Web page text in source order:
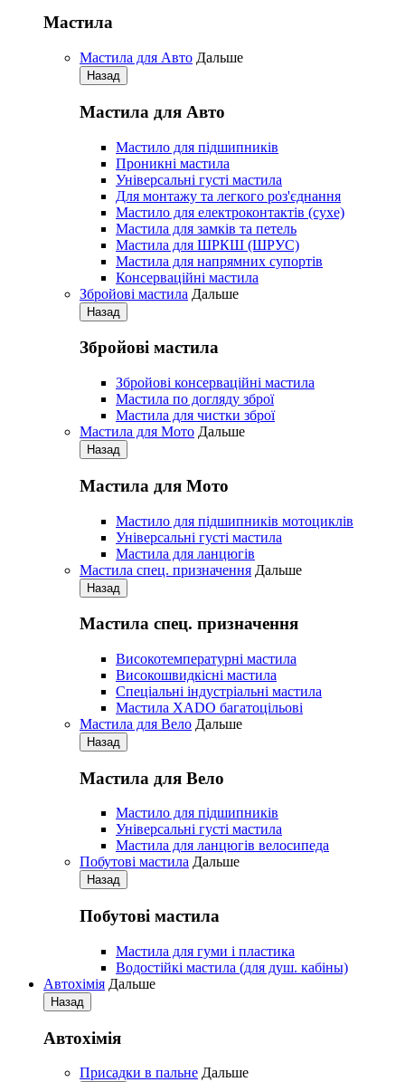
Мастила
Мастила для Авто Дальше
Назад
Мастила для Авто
Мастило для підшипників
Проникні мастила
Універсальні густі мастила
Для монтажу та легкого роз'єднання
Мастило для електроконтактів (сухе)
Мастила для замків та петель
Мастила для ШРКШ (ШРУС)
Мастила для напрямних супортів
Консерваційні мастила
Збройові мастила Дальше
Назад
Збройові мастила
Збройові консерваційні мастила
Мастила по догляду зброї
Мастила для чистки зброї
Мастила для Мото Дальше
Назад
Мастила для Мото
Мастило для підшипників мотоциклів
Універсальні густі мастила
Мастила для ланцюгів
Мастила cпец. призначення Дальше
Назад
Мастила cпец. призначення
Високотемпературні мастила
Високошвидкісні мастила
Спеціальні індустріальні мастила
Мастила ХАDО багатоцільові
Мастила для Вело Дальше
Назад
Мастила для Вело
Мастило для підшипників
Універсальні густі мастила
Мастила для ланцюгів велосипеда
Побутові мастила Дальше
Назад
Побутові мастила
Мастила для гуми і пластика
Водостійкі мастила (для душ. кабіны)
Автохімія Дальше
Назад
Автохімія
Присадки в пальне Дальше